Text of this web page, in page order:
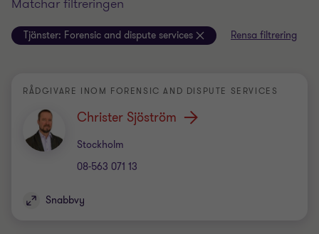
Tjänster: Forensic and dispute services Rensa filtrering
RÅDGIVARE INOM FORENSIC AND DISPUTE SERVICES
Christer Sjöström
Stockholm
Kontor
08-563 071 13
Snabbvy